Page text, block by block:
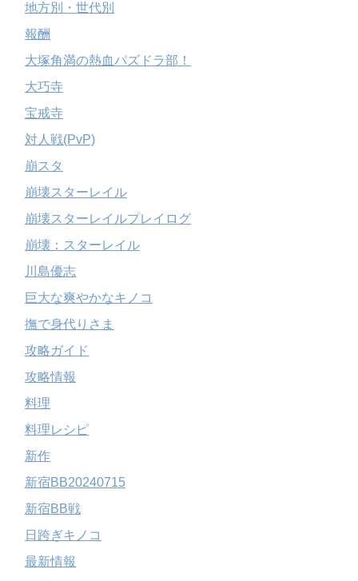
地方別・世代別
報酬
大塚角満の熱血パズドラ部！
大巧寺
宝戒寺
対人戦(PvP)
崩スタ
崩壊スターレイル
崩壊スターレイルプレイログ
崩壊：スターレイル
川島優志
巨大な爽やかなキノコ
撫で身代りさま
攻略ガイド
攻略情報
料理
料理レシピ
新作
新宿BB20240715
新宿BB戦
日跨ぎキノコ
最新情報